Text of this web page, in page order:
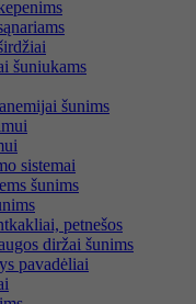
šuniukams
šunims
sistemai
šunims
petnešos
diržai šunims
pavadėliai